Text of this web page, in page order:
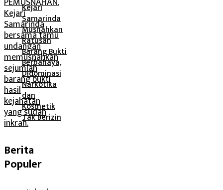
Kejari
Samarinda
Musnahkan
Ratusan
Barang Bukti
Berbahaya,
Didominasi
Narkotika
dan
Kosmetik
Tak Berizin
Berita
Populer